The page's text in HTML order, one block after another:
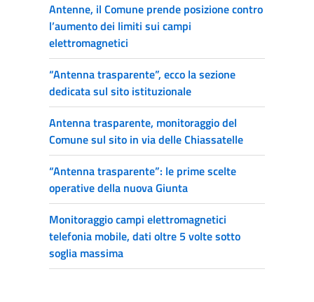
Antenne, il Comune prende posizione contro
l’aumento dei limiti sui campi
elettromagnetici
“Antenna trasparente”, ecco la sezione
dedicata sul sito istituzionale
Antenna trasparente, monitoraggio del
Comune sul sito in via delle Chiassatelle
“Antenna trasparente”: le prime scelte
operative della nuova Giunta
Monitoraggio campi elettromagnetici
telefonia mobile, dati oltre 5 volte sotto
soglia massima